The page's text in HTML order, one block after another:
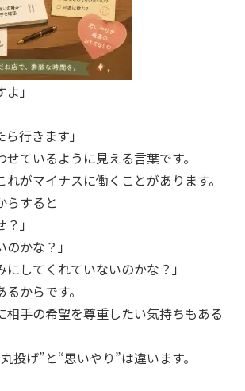
」
ら行きます」
ているように見える言葉です。
がマイナスに働くことがあります。
らすると
」
のかな？」
にしてくれていないのかな？」
からです。
相手の希望を尊重したい気持ちもある
投げ”と“思いやり”は違います。